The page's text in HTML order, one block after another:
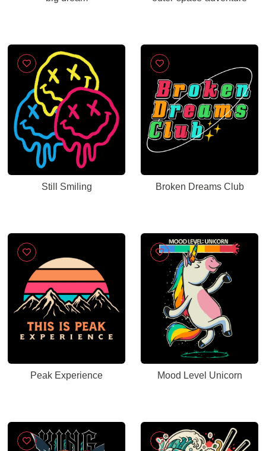
Still Smiling Broken Dreams Club
Peak Experience Mood Level Unicorn